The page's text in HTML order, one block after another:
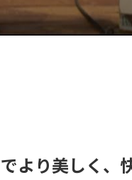
より美しく、